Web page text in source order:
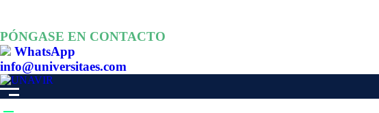
PÓNGASE EN CONTACTO
WhatsApp
info@universitaes.com